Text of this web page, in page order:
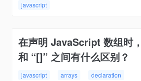
javascript
在声明 JavaScript 数组时
和 “[]” 之间有什么区别？
javascript arrays declaration